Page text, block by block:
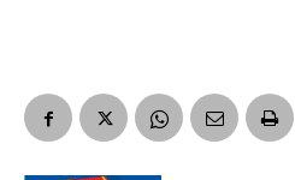
Dirección de correo electrónico